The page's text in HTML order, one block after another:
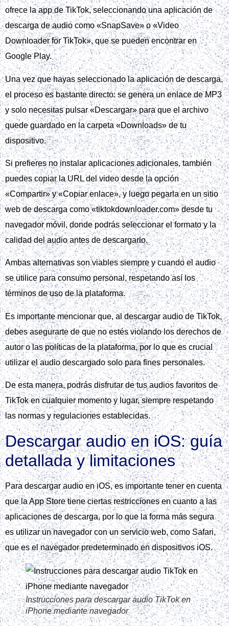
ofrece la app de TikTok, seleccionando una aplicación de
descarga de audio como «SnapSave» o «Video
Downloader for TikTok», que se pueden encontrar en
Google Play.
Una vez que hayas seleccionado la aplicación de descarga,
el proceso es bastante directo: se genera un enlace de MP3
y solo necesitas pulsar «Descargar» para que el archivo
quede guardado en la carpeta «Downloads» de tu
dispositivo.
Si prefieres no instalar aplicaciones adicionales, también
puedes copiar la URL del video desde la opción
«Compartir» y «Copiar enlace», y luego pegarla en un sitio
web de descarga como «tiktokdownloader.com» desde tu
navegador móvil, donde podrás seleccionar el formato y la
calidad del audio antes de descargarlo.
Ambas alternativas son viables siempre y cuando el audio
se utilice para consumo personal, respetando así los
términos de uso de la plataforma.
Es importante mencionar que, al descargar audio de TikTok,
debes asegurarte de que no estés violando los derechos de
autor o las políticas de la plataforma, por lo que es crucial
utilizar el audio descargado solo para fines personales.
De esta manera, podrás disfrutar de tus audios favoritos de
TikTok en cualquier momento y lugar, siempre respetando
las normas y regulaciones establecidas.
Descargar audio en iOS: guía
detallada y limitaciones
Para descargar audio en iOS, es importante tener en cuenta
que la App Store tiene ciertas restricciones en cuanto a las
aplicaciones de descarga, por lo que la forma más segura
es utilizar un navegador con un servicio web, como Safari,
que es el navegador predeterminado en dispositivos iOS.
Instrucciones para descargar audio TikTok en
iPhone mediante navegador